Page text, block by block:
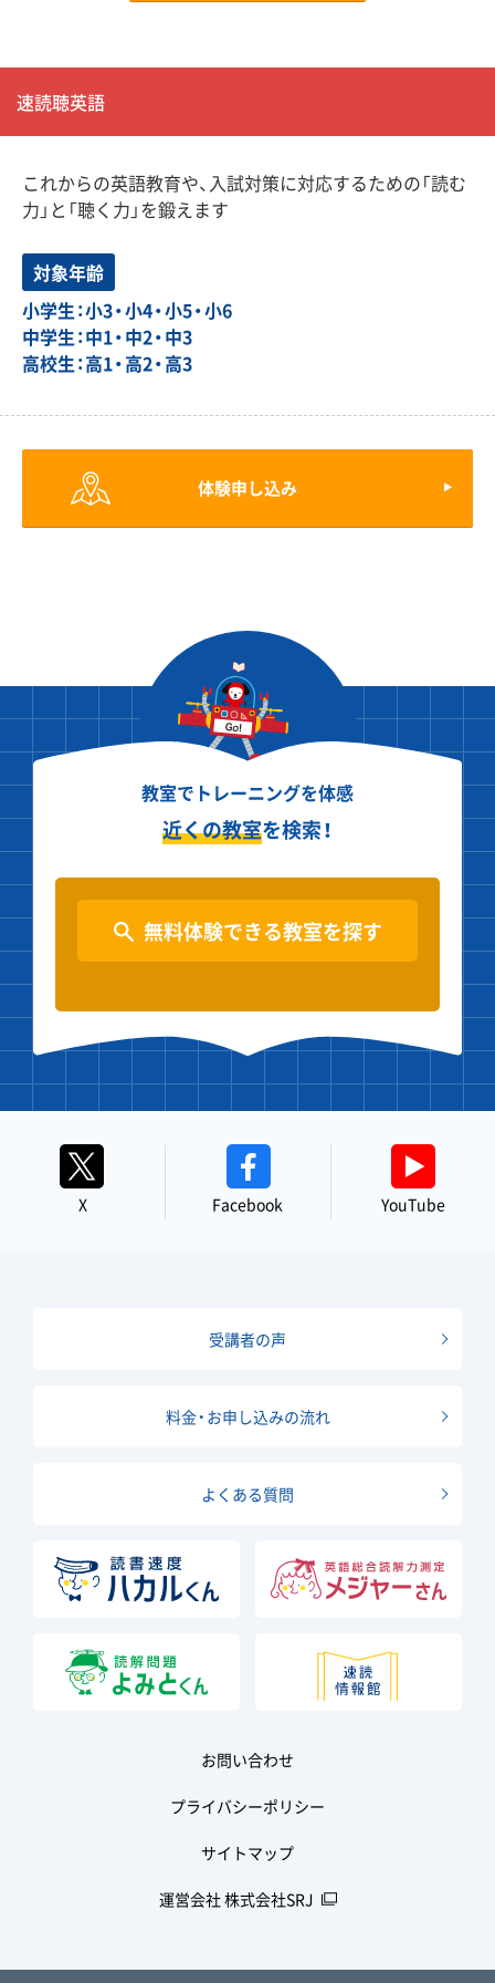
速読聴英語
これからの英語教育や、入試対策に対応するための「読む
力」と「聴く力」を鍛えます
対象年齢
小学生：小3・小4・小5・小6
中学生：中1・中2・中3
高校生：高1・高2・高3
体験申し込み
教室でトレーニングを体感
近くの教室を検索！
無料体験できる教室を探す
X Facebook YouTube
受講者の声
料金・お申し込みの流れ
よくある質問
お問い合わせ
プライバシーポリシー
サイトマップ
運営会社 株式会社SRJ